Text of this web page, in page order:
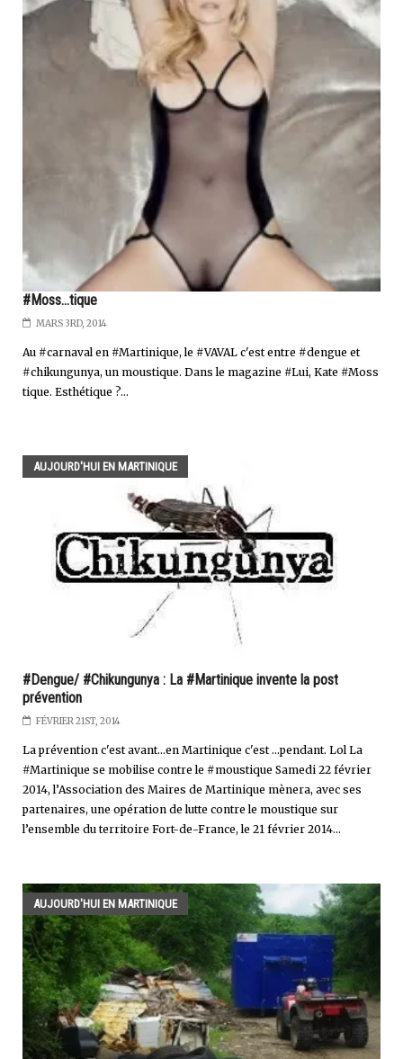
#Moss...tique
MARS 3RD, 2014
Au #carnaval en #Martinique, le #VAVAL c'est entre #dengue et
#chikungunya, un moustique. Dans le magazine #Lui, Kate #Moss
tique. Esthétique ?...
AUJOURD'HUI EN MARTINIQUE
#Dengue/ #Chikungunya : La #Martinique invente la post
prévention
FÉVRIER 21ST, 2014
La prévention c'est avant...en Martinique c'est ...pendant. Lol La
#Martinique se mobilise contre le #moustique Samedi 22 février
2014, l’Association des Maires de Martinique mènera, avec ses
partenaires, une opération de lutte contre le moustique sur
l’ensemble du territoire Fort-de-France, le 21 février 2014...
AUJOURD'HUI EN MARTINIQUE